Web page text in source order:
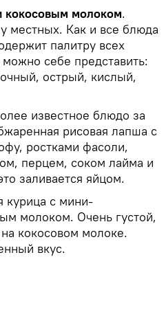
кокосовым молоком.
местных. Как и все блюда
палитру всех
себе представить:
острый, кислый,
известное блюдо за
рисовая лапша с
ростками фасоли,
перцем, соком лайма и
заливается яйцом.
курица с мини-
молоком. Очень густой,
кокосовом молоке.
вкус.